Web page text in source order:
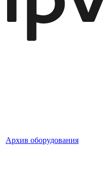
Архив оборудования